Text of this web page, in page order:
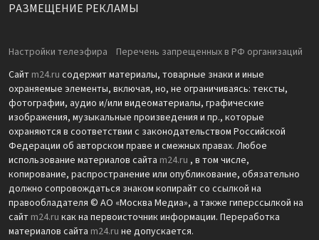
РАЗМЕЩЕНИЕ РЕКЛАМЫ
Настройки телеэфира
Перечень запрещенных в РФ организаций
Сайт m24.ru содержит материалы, товарные знаки и иные
охраняемые элементы, включая, но, не ограничиваясь: тексты,
фотографии, аудио и/или видеоматериалы, графические
изображения, музыкальные произведения и пр., которые
охраняются в соответствии с законодательством Российской
Федерации об авторском праве и смежных правах. Любое
использование материалов сайта m24.ru , в том числе,
копирование, распространение или опубликование, обязательно
должно сопровождаться знаком копирайт со ссылкой на
правообладателя © АО «Москва Медиа», а также гиперссылкой на
сайт m24.ru как на первоисточник информации. Переработка
материалов сайта m24.ru не допускается.